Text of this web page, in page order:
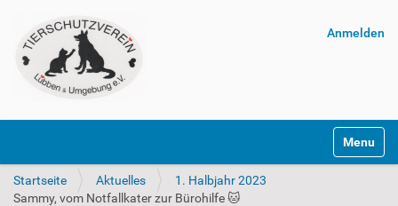
Anmelden
Startseite Aktuelles
1. Halbjahr 2023
Sammy, vom Notfallkater zur Bürohilfe 🐱